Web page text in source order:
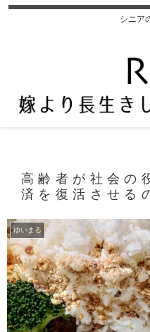
シニア
高齢者が社会の
済を復活させる
ゆいまる